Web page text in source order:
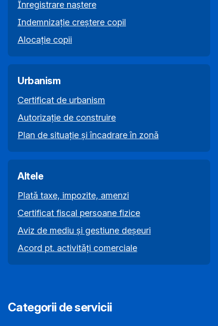
Înregistrare naștere
Indemnizație creștere copil
Alocație copii
Urbanism
Certificat de urbanism
Autorizație de construire
Plan de situație și încadrare în zonă
Altele
Plată taxe, impozite, amenzi
Certificat fiscal persoane fizice
Aviz de mediu și gestiune deșeuri
Acord pt. activități comerciale
Categorii de servicii